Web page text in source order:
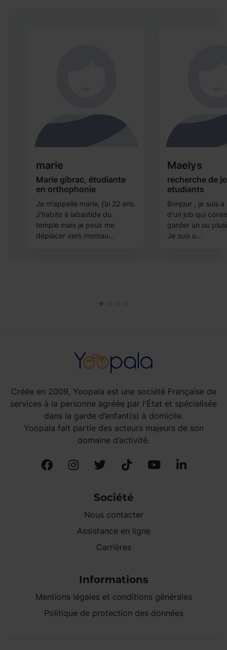
marie
Marie gibrac, étudiante
en orthophonie
Je m’appelle marie, j’ai 22 ans.
J’habite à labastide du
temple mais je peux me
déplacer vers montau...
Maelys
recherche de
etudiants
Bonjour , je suis
d'un job qui
garder un ou
Je suis u...
Créée en 2009, Yoopala est une société Française de
services à la personne agréée par l'État et spécialisée
dans la garde d’enfant(s) à domicile.
Yoopala fait partie des acteurs majeurs de son
domaine d’activité.
Société
Nous contacter
Assistance en ligne
Carrières
Informations
Mentions légales et conditions générales
Politique de protection des données